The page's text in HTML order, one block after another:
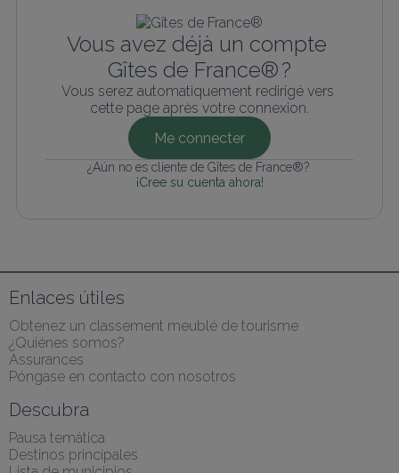
Vous avez déjà un compte
Gîtes de France® ?
Vous serez automatiquement redirigé vers
cette page après votre connexion.
Me connecter
¿Aún no es cliente de Gîtes de France®?
¡Cree su cuenta ahora!
Enlaces útiles
Obtenez un classement meublé de tourisme
¿Quiénes somos?
Assurances
Póngase en contacto con nosotros
Descubra
Pausa temática
Destinos principales